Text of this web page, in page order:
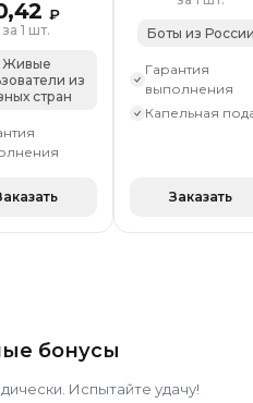
₽
за 1 шт.
Живые
из
стран
Боты из
Гарантия
выполнения
Капельная
Заказать
бонусы
Испытайте удачу!